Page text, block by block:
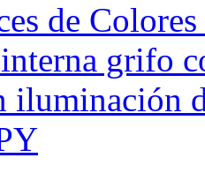
de
grifo
iluminación